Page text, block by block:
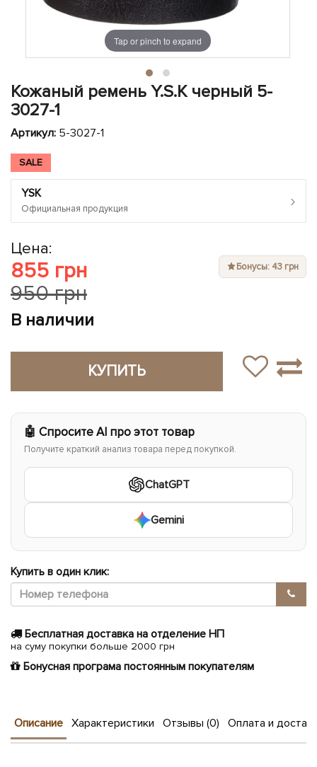
Показать все
Показать все
ЧЕХЛЫ ДЛЯ НОУТБУКОВ
Tap or pinch to expand
Кожаный ремень Y.S.K черный 5-
3027-1
Артикул: 5-3027-1
SALE
YSK
Официальная продукция ›
Цена:
855 грн
950 грн
Бонусы: 43 грн
В наличии
КУПИТЬ
🤖 Спросите AI про этот товар
Получите краткий анализ товара перед покупкой.
ChatGPT
Gemini
Купить в один клик:
Бесплатная доставка на отделение НП
на суму покупки больше 2000 грн
Бонусная програма постоянным покупателям
Описание Характеристики Отзывы (0) Оплата и